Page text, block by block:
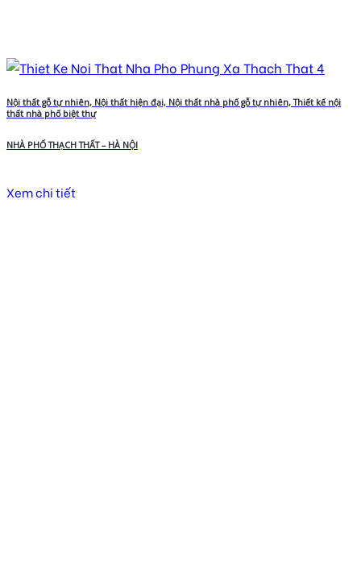
Nội thất gỗ tự nhiên, Nội thất hiện đại, Nội thất nhà phố gỗ tự nhiên, Thiết kế nội
thất nhà phố biệt thự
NHÀ PHỐ THẠCH THẤT – HÀ NỘI
Xem chi tiết